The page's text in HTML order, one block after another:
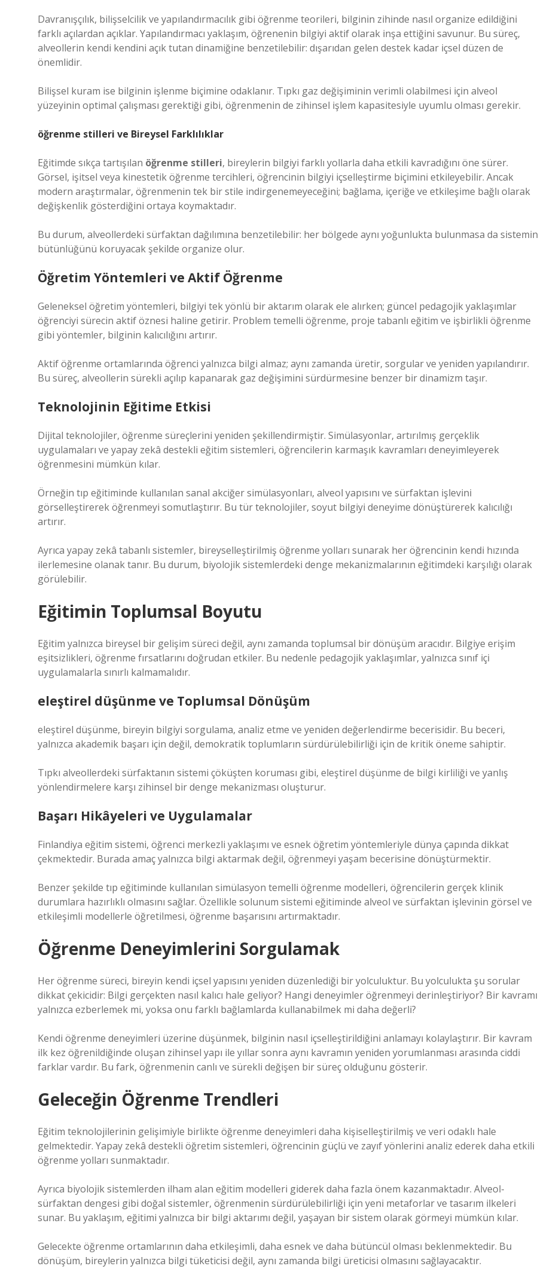
Davranışçılık, bilişselcilik ve yapılandırmacılık gibi öğrenme teorileri, bilginin zihinde nasıl organize edildiğini
farklı açılardan açıklar. Yapılandırmacı yaklaşım, öğrenenin bilgiyi aktif olarak inşa ettiğini savunur. Bu süreç,
alveollerin kendi kendini açık tutan dinamiğine benzetilebilir: dışarıdan gelen destek kadar içsel düzen de
önemlidir.
Bilişsel kuram ise bilginin işlenme biçimine odaklanır. Tıpkı gaz değişiminin verimli olabilmesi için alveol
yüzeyinin optimal çalışması gerektiği gibi, öğrenmenin de zihinsel işlem kapasitesiyle uyumlu olması gerekir.
öğrenme stilleri ve Bireysel Farklılıklar
Eğitimde sıkça tartışılan öğrenme stilleri, bireylerin bilgiyi farklı yollarla daha etkili kavradığını öne sürer.
Görsel, işitsel veya kinestetik öğrenme tercihleri, öğrencinin bilgiyi içselleştirme biçimini etkileyebilir. Ancak
modern araştırmalar, öğrenmenin tek bir stile indirgenemeyeceğini; bağlama, içeriğe ve etkileşime bağlı olarak
değişkenlik gösterdiğini ortaya koymaktadır.
Bu durum, alveollerdeki sürfaktan dağılımına benzetilebilir: her bölgede aynı yoğunlukta bulunmasa da sistemin
bütünlüğünü koruyacak şekilde organize olur.
Öğretim Yöntemleri ve Aktif Öğrenme
Geleneksel öğretim yöntemleri, bilgiyi tek yönlü bir aktarım olarak ele alırken; güncel pedagojik yaklaşımlar
öğrenciyi sürecin aktif öznesi haline getirir. Problem temelli öğrenme, proje tabanlı eğitim ve işbirlikli öğrenme
gibi yöntemler, bilginin kalıcılığını artırır.
Aktif öğrenme ortamlarında öğrenci yalnızca bilgi almaz; aynı zamanda üretir, sorgular ve yeniden yapılandırır.
Bu süreç, alveollerin sürekli açılıp kapanarak gaz değişimini sürdürmesine benzer bir dinamizm taşır.
Teknolojinin Eğitime Etkisi
Dijital teknolojiler, öğrenme süreçlerini yeniden şekillendirmiştir. Simülasyonlar, artırılmış gerçeklik
uygulamaları ve yapay zekâ destekli eğitim sistemleri, öğrencilerin karmaşık kavramları deneyimleyerek
öğrenmesini mümkün kılar.
Örneğin tıp eğitiminde kullanılan sanal akciğer simülasyonları, alveol yapısını ve sürfaktan işlevini
görselleştirerek öğrenmeyi somutlaştırır. Bu tür teknolojiler, soyut bilgiyi deneyime dönüştürerek kalıcılığı
artırır.
Ayrıca yapay zekâ tabanlı sistemler, bireyselleştirilmiş öğrenme yolları sunarak her öğrencinin kendi hızında
ilerlemesine olanak tanır. Bu durum, biyolojik sistemlerdeki denge mekanizmalarının eğitimdeki karşılığı olarak
görülebilir.
Eğitimin Toplumsal Boyutu
Eğitim yalnızca bireysel bir gelişim süreci değil, aynı zamanda toplumsal bir dönüşüm aracıdır. Bilgiye erişim
eşitsizlikleri, öğrenme fırsatlarını doğrudan etkiler. Bu nedenle pedagojik yaklaşımlar, yalnızca sınıf içi
uygulamalarla sınırlı kalmamalıdır.
eleştirel düşünme ve Toplumsal Dönüşüm
eleştirel düşünme, bireyin bilgiyi sorgulama, analiz etme ve yeniden değerlendirme becerisidir. Bu beceri,
yalnızca akademik başarı için değil, demokratik toplumların sürdürülebilirliği için de kritik öneme sahiptir.
Tıpkı alveollerdeki sürfaktanın sistemi çöküşten koruması gibi, eleştirel düşünme de bilgi kirliliği ve yanlış
yönlendirmelere karşı zihinsel bir denge mekanizması oluşturur.
Başarı Hikâyeleri ve Uygulamalar
Finlandiya eğitim sistemi, öğrenci merkezli yaklaşımı ve esnek öğretim yöntemleriyle dünya çapında dikkat
çekmektedir. Burada amaç yalnızca bilgi aktarmak değil, öğrenmeyi yaşam becerisine dönüştürmektir.
Benzer şekilde tıp eğitiminde kullanılan simülasyon temelli öğrenme modelleri, öğrencilerin gerçek klinik
durumlara hazırlıklı olmasını sağlar. Özellikle solunum sistemi eğitiminde alveol ve sürfaktan işlevinin görsel ve
etkileşimli modellerle öğretilmesi, öğrenme başarısını artırmaktadır.
Öğrenme Deneyimlerini Sorgulamak
Her öğrenme süreci, bireyin kendi içsel yapısını yeniden düzenlediği bir yolculuktur. Bu yolculukta şu sorular
dikkat çekicidir: Bilgi gerçekten nasıl kalıcı hale geliyor? Hangi deneyimler öğrenmeyi derinleştiriyor? Bir kavramı
yalnızca ezberlemek mi, yoksa onu farklı bağlamlarda kullanabilmek mi daha değerli?
Kendi öğrenme deneyimleri üzerine düşünmek, bilginin nasıl içselleştirildiğini anlamayı kolaylaştırır. Bir kavram
ilk kez öğrenildiğinde oluşan zihinsel yapı ile yıllar sonra aynı kavramın yeniden yorumlanması arasında ciddi
farklar vardır. Bu fark, öğrenmenin canlı ve sürekli değişen bir süreç olduğunu gösterir.
Geleceğin Öğrenme Trendleri
Eğitim teknolojilerinin gelişimiyle birlikte öğrenme deneyimleri daha kişiselleştirilmiş ve veri odaklı hale
gelmektedir. Yapay zekâ destekli öğretim sistemleri, öğrencinin güçlü ve zayıf yönlerini analiz ederek daha etkili
öğrenme yolları sunmaktadır.
Ayrıca biyolojik sistemlerden ilham alan eğitim modelleri giderek daha fazla önem kazanmaktadır. Alveol-
sürfaktan dengesi gibi doğal sistemler, öğrenmenin sürdürülebilirliği için yeni metaforlar ve tasarım ilkeleri
sunar. Bu yaklaşım, eğitimi yalnızca bir bilgi aktarımı değil, yaşayan bir sistem olarak görmeyi mümkün kılar.
Gelecekte öğrenme ortamlarının daha etkileşimli, daha esnek ve daha bütüncül olması beklenmektedir. Bu
dönüşüm, bireylerin yalnızca bilgi tüketicisi değil, aynı zamanda bilgi üreticisi olmasını sağlayacaktır.